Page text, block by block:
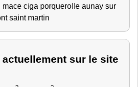
mace ciga porquerolle aunay sur
saint martin
sur le site